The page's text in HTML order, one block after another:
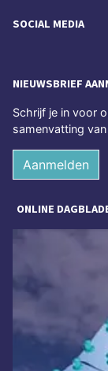
SOCIAL MEDIA
NIEUWSBRIEF
Schrijf je in voor
samenvatting
Aanmelden
ONLINE